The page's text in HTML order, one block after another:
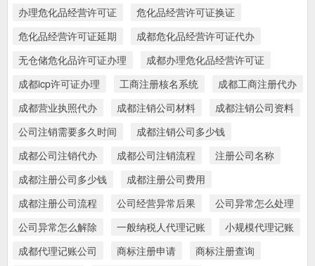
办理危化品经营许可证
危化品经营许可证换证
危化品经营许可证延期
成都危化品经营许可证代办
无仓储危化品许可证办理
成都办理危化品经营许可证
成都icp许可证办理
工商注册核名系统
成都工商注册代办
成都营业执照代办
成都注销公司材料
成都注销公司资料
公司注销需要多久时间
成都注销公司多少钱
成都公司注销代办
成都公司注销流程
注册公司名称
成都注册公司多少钱
成都注册公司费用
成都注册公司流程
公司经营异常后果
公司异常怎么处理
公司异常怎么解除
一般纳税人代理记账
小规模代理记账
成都代理记账公司
商标注册申请
商标注册查询